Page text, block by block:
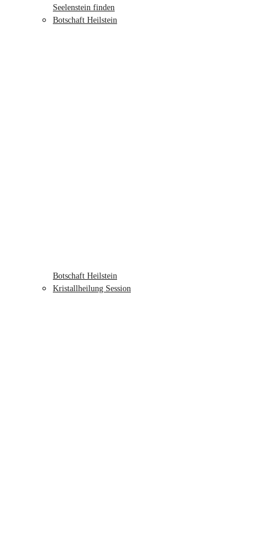
Seelenstein finden
Botschaft Heilstein
Botschaft Heilstein
Kristallheilung Session